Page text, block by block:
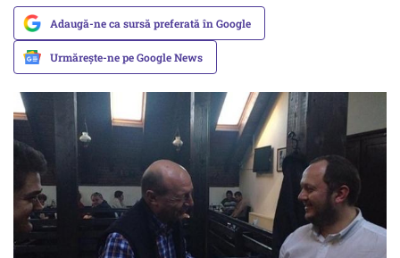
Adaugă-ne ca sursă preferată în Google
Urmărește-ne pe Google News